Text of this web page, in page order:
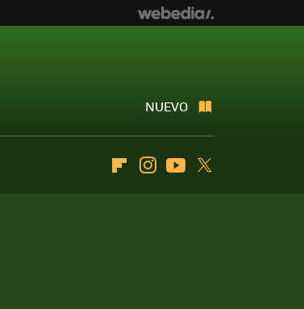
NUEVO
FlipboardInstagramYoutube